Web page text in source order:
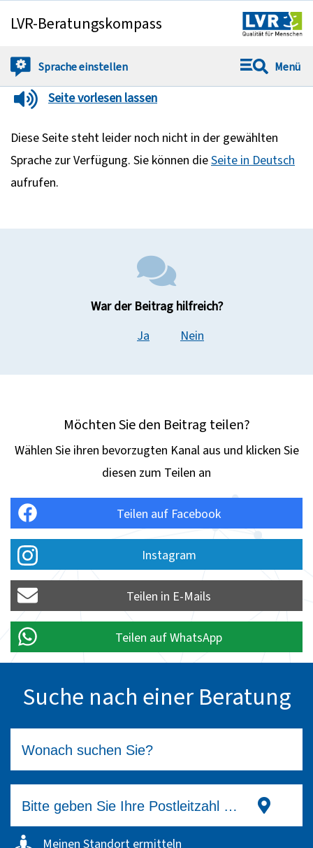
Springe direkt zu:
LVR-Beratungskompass
Spracheeinstellen Menü
Seite vorlesen lassen
Diese Seite steht leider noch nicht in der gewählten
Sprache zur Verfügung. Sie können dieSeite in Deutsch
aufrufen.
War der Beitrag hilfreich?
Ja
Nein
Möchten Sie den Beitrag teilen?
Wählen Sie ihren bevorzugten Kanal aus und klicken Sie
diesen zum Teilen an
Teilen auf Facebook
Instagram
Teilen in E-Mails
Teilen auf WhatsApp
Suche nach einer Beratung
Meinen Standort ermitteln